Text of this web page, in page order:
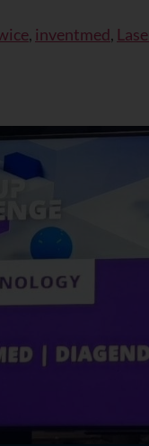
, inventmed,